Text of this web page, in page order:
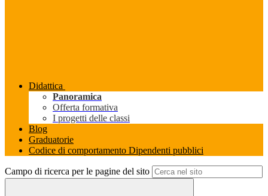
Didattica
Panoramica
Offerta formativa
I progetti delle classi
Blog
Graduatorie
Codice di comportamento Dipendenti pubblici
Campo di ricerca per le pagine del sito